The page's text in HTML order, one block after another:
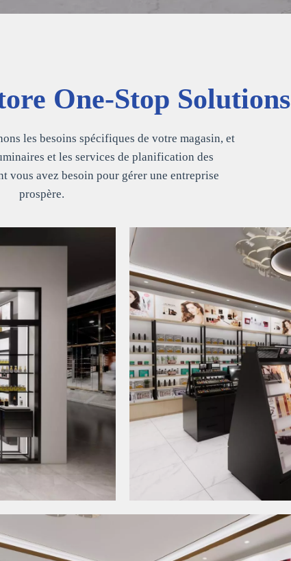
One-Stop Solutions
les besoins spécifiques de votre magasin, et
et les services de planification des
vous avez besoin pour gérer une entreprise
prospère.